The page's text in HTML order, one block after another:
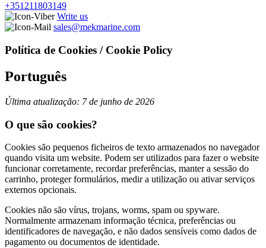
+351211803149
Write us
sales@mekmarine.com
Política de Cookies / Cookie Policy
Português
Última atualização: 7 de junho de 2026
O que são cookies?
Cookies são pequenos ficheiros de texto armazenados no navegador
quando visita um website. Podem ser utilizados para fazer o website
funcionar corretamente, recordar preferências, manter a sessão do
carrinho, proteger formulários, medir a utilização ou ativar serviços
externos opcionais.
Cookies não são vírus, trojans, worms, spam ou spyware.
Normalmente armazenam informação técnica, preferências ou
identificadores de navegação, e não dados sensíveis como dados de
pagamento ou documentos de identidade.